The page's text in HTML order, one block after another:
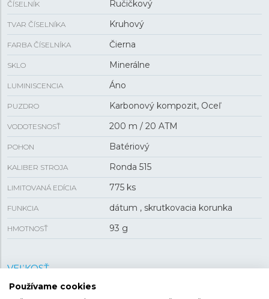
ČÍSELNÍK Ručičkový
TVAR ČÍSELNÍKA Kruhový
FARBA ČÍSELNÍKA Čierna
SKLO Minerálne
LUMINISCENCIA Áno
PUZDRO Karbonový kompozit, Oceľ
VODOTESNOSŤ 200 m / 20 ATM
POHON Batériový
KALIBER STROJA Ronda 515
LIMITOVANÁ EDÍCIA 775 ks
FUNKCIA dátum , skrutkovacia korunka
HMOTNOSŤ 93 g
VEĽKOSŤ
Používame cookies